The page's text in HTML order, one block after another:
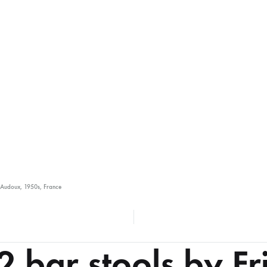
1950s, France